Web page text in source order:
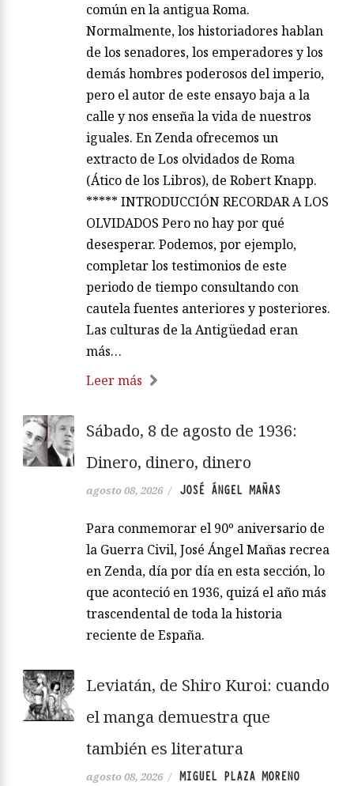
común en la antigua Roma.
Normalmente, los historiadores hablan
de los senadores, los emperadores y los
demás hombres poderosos del imperio,
pero el autor de este ensayo baja a la
calle y nos enseña la vida de nuestros
iguales. En Zenda ofrecemos un
extracto de Los olvidados de Roma
(Ático de los Libros), de Robert Knapp.
***** INTRODUCCIÓN RECORDAR A LOS
OLVIDADOS Pero no hay por qué
desesperar. Podemos, por ejemplo,
completar los testimonios de este
periodo de tiempo consultando con
cautela fuentes anteriores y posteriores.
Las culturas de la Antigüedad eran
más…
Leer más
Sábado, 8 de agosto de 1936:
Dinero, dinero, dinero
agosto 08, 2026 / JOSÉ ÁNGEL MAÑAS
Para conmemorar el 90º aniversario de
la Guerra Civil, José Ángel Mañas recrea
en Zenda, día por día en esta sección, lo
que aconteció en 1936, quizá el año más
trascendental de toda la historia
reciente de España.
Leviatán, de Shiro Kuroi: cuando
el manga demuestra que
también es literatura
agosto 08, 2026 / MIGUEL PLAZA MORENO